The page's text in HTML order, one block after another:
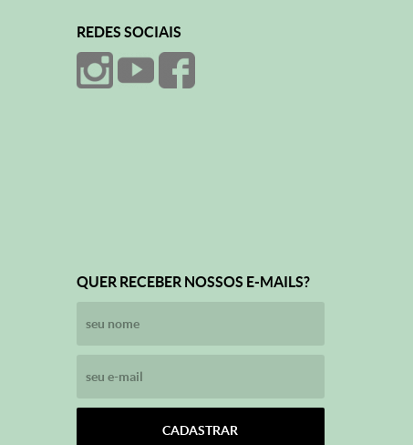
REDES SOCIAIS
QUER RECEBER NOSSOS E-MAILS?
CADASTRAR